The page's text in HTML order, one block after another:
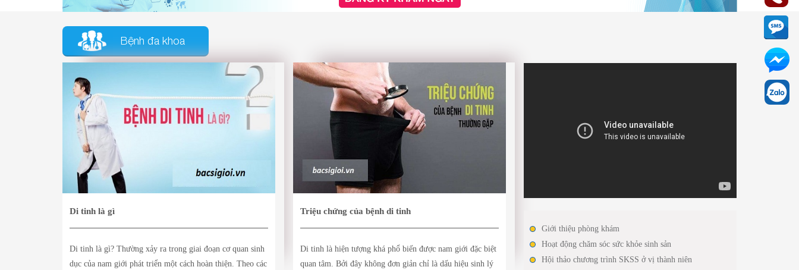
Bệnh đa khoa
Di tinh là gì
Di tinh là gì? Thường xảy ra trong giai đoạn cơ quan sinh
dục của nam giới phát triển một cách hoàn thiện. Theo các
Triệu chứng của bệnh di tinh
Di tinh là hiện tượng khá phổ biến được nam giới đặc biệt
quan tâm. Bởi đây không đơn giản chỉ là dấu hiệu sinh lý
Giới thiệu phòng khám
Hoạt động chăm sóc sức khỏe sinh sản
Hội thảo chương trình SKSS ở vị thành niên